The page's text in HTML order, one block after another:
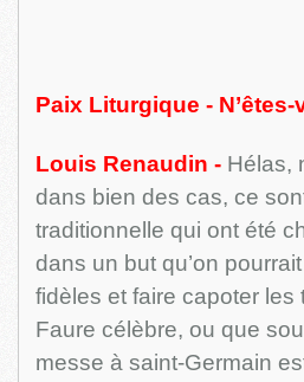
Paix Liturgique -
Louis Renaudin - Hélas,
dans bien des cas, ce
traditionnelle qui ont été
dans un but qu’on
fidèles et faire capoter les
Faure célèbre, ou que
messe à saint-Germain